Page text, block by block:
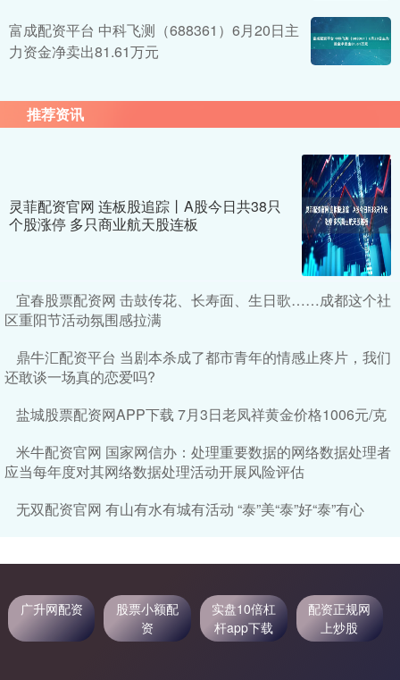
富成配资平台 中科飞测（688361）6月20日主
力资金净卖出81.61万元
推荐资讯
灵菲配资官网 连板股追踪丨A股今日共38只
个股涨停 多只商业航天股连板
宜春股票配资网 击鼓传花、长寿面、生日歌……成都这个社
区重阳节活动氛围感拉满
鼎牛汇配资平台 当剧本杀成了都市青年的情感止疼片，我们
还敢谈一场真的恋爱吗?
盐城股票配资网APP下载 7月3日老凤祥黄金价格1006元/克
米牛配资官网 国家网信办：处理重要数据的网络数据处理者
应当每年度对其网络数据处理活动开展风险评估
无双配资官网 有山有水有城有活动 “泰”美“泰”好“泰”有心
广升网配资
股票小额配
资
实盘10倍杠
杆app下载
配资正规网
上炒股